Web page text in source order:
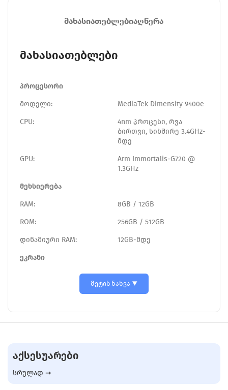
ᲛᲐᲮᲐᲡᲘᲐᲗᲔᲑᲚᲔᲑᲘᲐᲦᲬᲔᲠᲐ
მახასიათებლები
პროცესორი
მოდელი: MediaTek Dimensity 9400e
CPU:
4nm პროცესი, რვა
ბირთვი, სიხშირე 3.4GHz-
მდე
GPU:
Arm Immortalis-G720 @
1.3GHz
მეხსიერება
RAM: 8GB / 12GB
ROM: 256GB / 512GB
დინამიური RAM: 12GB-მდე
ეკრანი
მეტის ნახვა
ᲐᲥᲡᲔᲡᲣᲐᲠᲔᲑᲘ
სრულად ➞